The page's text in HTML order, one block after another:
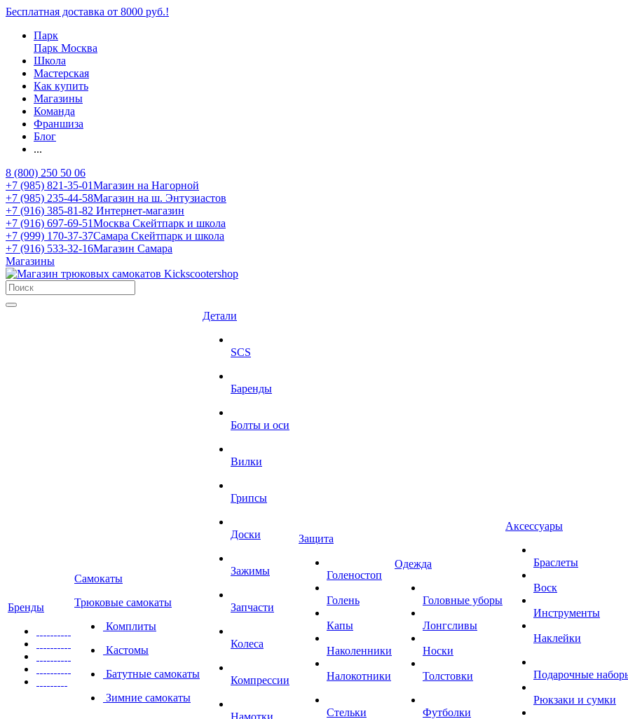
Бесплатная доставка от 8000 руб.!
Парк
Парк Москва
Школа
Мастерская
Как купить
Магазины
Команда
Франшиза
Блог
...
8 (800) 250 50 06
+7 (985) 821-35-01Магазин на Нагорной
+7 (985) 235-44-58Магазин на ш. Энтузиастов
+7 (916) 385-81-82 Интернет-магазин
+7 (916) 697-69-51Москва Скейтпарк и школа
+7 (999) 170-37-37Самара Скейтпарк и школа
+7 (916) 533-32-16Магазин Самара
Магазины
Бренды
Самокаты
Трюковые самокаты
Комплиты
Кастомы
Батутные самокаты
Зимние самокаты
Детали
SCS
Баренды
Болты и оси
Вилки
Грипсы
Доски
Зажимы
Запчасти
Колеса
Компрессии
Намотки
Защита
Голеностоп
Голень
Капы
Наколенники
Налокотники
Стельки
Одежда
Головные уборы
Лонгсливы
Носки
Толстовки
Футболки
Аксессуары
Браслеты
Воск
Инструменты
Наклейки
Подарочные
Рюкзаки и сумки